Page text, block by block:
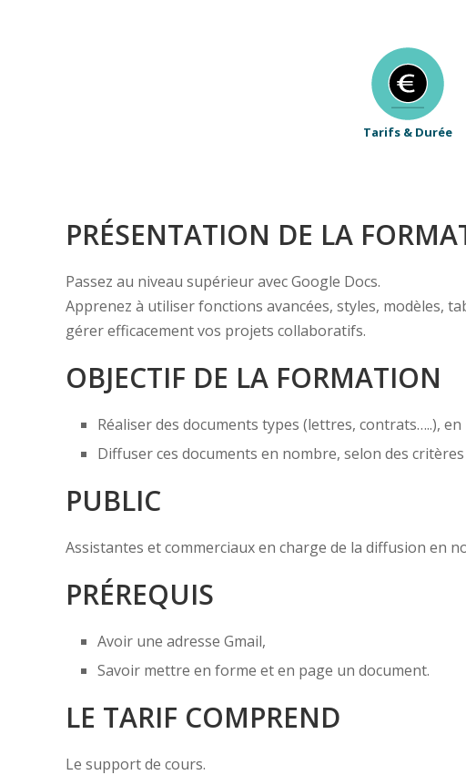
Tarifs & Durée
PRÉSENTATION DE LA
Passez au niveau supérieur avec Google Docs.
Apprenez à utiliser fonctions avancées, styles, modèles,
gérer efficacement vos projets collaboratifs.
OBJECTIF DE LA FORMATION
Réaliser des documents types (lettres, contrats…..),
Diffuser ces documents en nombre, selon des
PUBLIC
Assistantes et commerciaux en charge de la diffusion en
PRÉREQUIS
Avoir une adresse Gmail,
Savoir mettre en forme et en page un document.
LE TARIF COMPREND
Le support de cours.